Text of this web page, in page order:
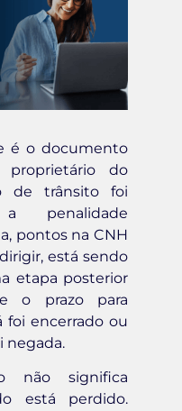
é o documento
do
de trânsito foi
penalidade
pontos na CNH
está sendo
etapa posterior
o prazo para
foi encerrado ou
negada.
não significa
está perdido.